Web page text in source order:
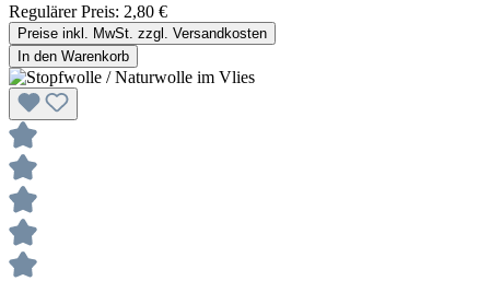
Regulärer Preis: 2,80 €
Preise inkl. MwSt. zzgl. Versandkosten
In den Warenkorb